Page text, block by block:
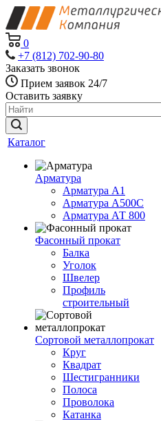
0
+7 (812) 702-90-80
Заказать звонок
Прием заявок 24/7
Оставить заявку
Каталог
Арматура
Арматура А1
Арматура А500С
Арматура АТ 800
Фасонный прокат
Балка
Уголок
Швелер
Профиль
строительный
Сортовой металлопрокат
Круг
Квадрат
Шестигранники
Полоса
Проволока
Катанка